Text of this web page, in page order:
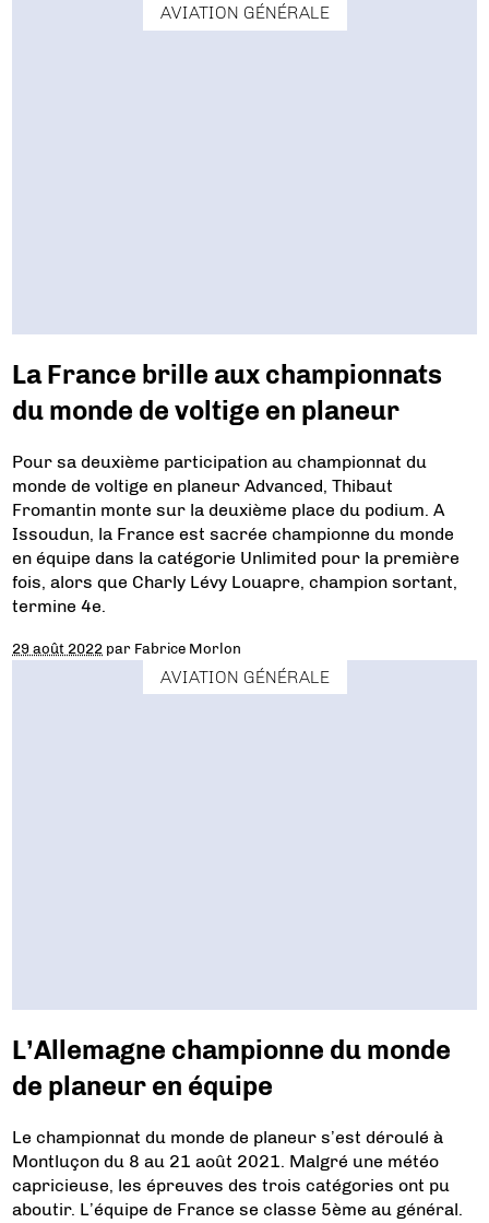
AVIATION GÉNÉRALE
La France brille aux championnats
du monde de voltige en planeur
Pour sa deuxième participation au championnat du
monde de voltige en planeur Advanced, Thibaut
Fromantin monte sur la deuxième place du podium. A
Issoudun, la France est sacrée championne du monde
en équipe dans la catégorie Unlimited pour la première
fois, alors que Charly Lévy Louapre, champion sortant,
termine 4e.
29 août 2022 par Fabrice Morlon
AVIATION GÉNÉRALE
L’Allemagne championne du monde
de planeur en équipe
Le championnat du monde de planeur s’est déroulé à
Montluçon du 8 au 21 août 2021. Malgré une météo
capricieuse, les épreuves des trois catégories ont pu
aboutir. L’équipe de France se classe 5ème au général.